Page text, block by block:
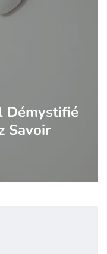
Démystifié
Savoir